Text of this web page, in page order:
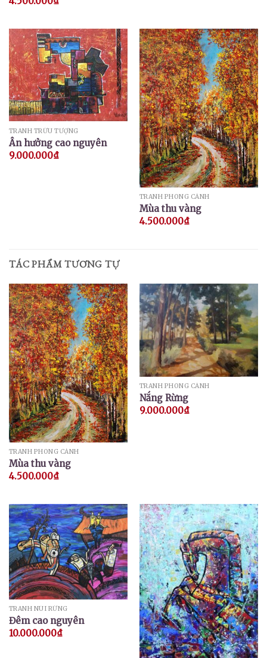
TRANH TRỪU TƯỢNG
Ân hưởng cao nguyên
9.000.000₫
TRANH PHONG CẢNH
Mùa thu vàng
4.500.000₫
TÁC PHẨM TƯƠNG TỰ
TRANH PHONG CẢNH
Mùa thu vàng
4.500.000₫
TRANH PHONG CẢNH
Nắng Rừng
9.000.000₫
TRANH NÚI RỪNG
Đêm cao nguyên
10.000.000₫